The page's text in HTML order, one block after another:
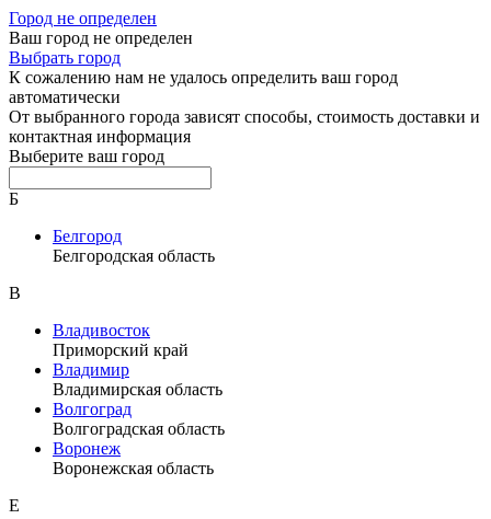
Город не определен
Ваш город не определен
Выбрать город
К сожалению нам не удалось определить ваш город
автоматически
От выбранного города зависят способы, стоимость доставки и
контактная информация
Выберите ваш город
Б
Белгород
Белгородская область
В
Владивосток
Приморский край
Владимир
Владимирская область
Волгоград
Волгоградская область
Воронеж
Воронежская область
Е